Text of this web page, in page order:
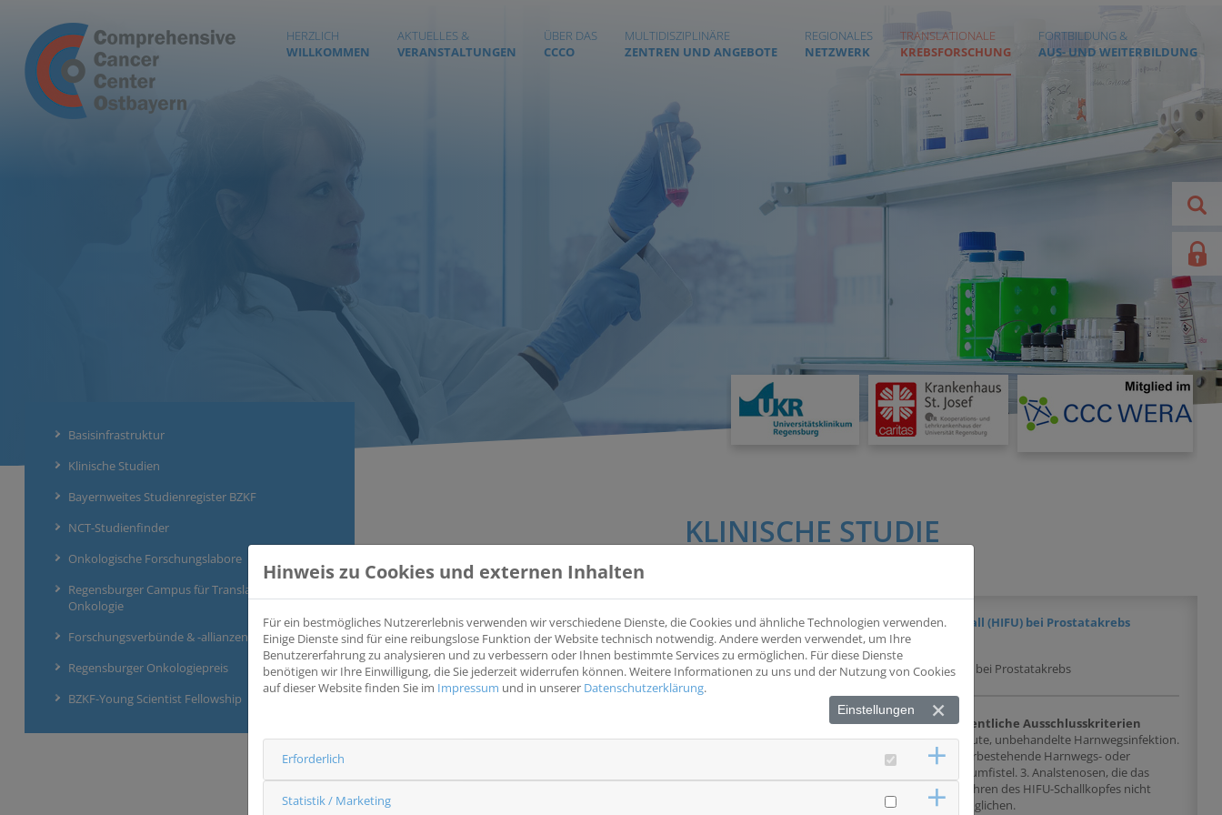
HERZLICH
WILLKOMMEN
AKTUELLES &
VERANSTALTUNGEN
ÜBER DAS
CCCO
MULTIDISZIPLINÄRE
ZENTREN UND ANGEBOTE
REGIONALES
NETZWERK
TRANSLATIONALE
KREBSFORSCHUNG
FORTBILDUNG &
AUS- UND WEITERBILDUNG
Basisinfrastruktur
Klinische Studien
Bayernweites Studienregister BZKF
NCT-Studienfinder
Onkologische Forschungslabore
Regensburger Campus für Translationale
Onkologie
Forschungsverbünde & -allianzen
Regensburger Onkologiepreis
BZKF-Young Scientist Fellowship
KLINISCHE STUDIE
Anwendungsbeobachtung der Therapie mit Hochintensivem Fokussierten Ultraschall (HIFU) bei Prostatakrebs
(Focal One_@-registry)
Anwendungsbeobachtung der Therapie mit Hochintensivem Fokussierten Ultraschall (HIFU) bei Prostatakrebs
Prostata
Beobachtungsstudie
Wesentliche Einschlusskriterien
1. Patienten mit Prostatakarzinom, bei
verspricht. 2. Einverständnis zur freiwilligen
Wesentliche Ausschlusskriterien
1. Akute, unbehandelte Harnwegsinfektion.
2. Vorbestehende Harnwegs- oder
Rektumfistel. 3. Analstenosen, die das
Einführen des HIFU-Schallkopfes nicht
ermöglichen.
Hinweis zu Cookies und externen Inhalten
Für ein bestmögliches Nutzererlebnis verwenden wir verschiedene Dienste, die Cookies und ähnliche Technologien verwenden.
Einige Dienste sind für eine reibungslose Funktion der Website technisch notwendig. Andere werden verwendet, um Ihre
Benutzererfahrung zu analysieren und zu verbessern oder Ihnen bestimmte Services zu ermöglichen. Für diese Dienste
benötigen wir Ihre Einwilligung, die Sie jederzeit widerrufen können. Weitere Informationen zu uns und der Nutzung von Cookies
auf dieser Website finden Sie im Impressum und in unserer Datenschutzerklärung.
Einstellungen
Erforderlich
Statistik / Marketing